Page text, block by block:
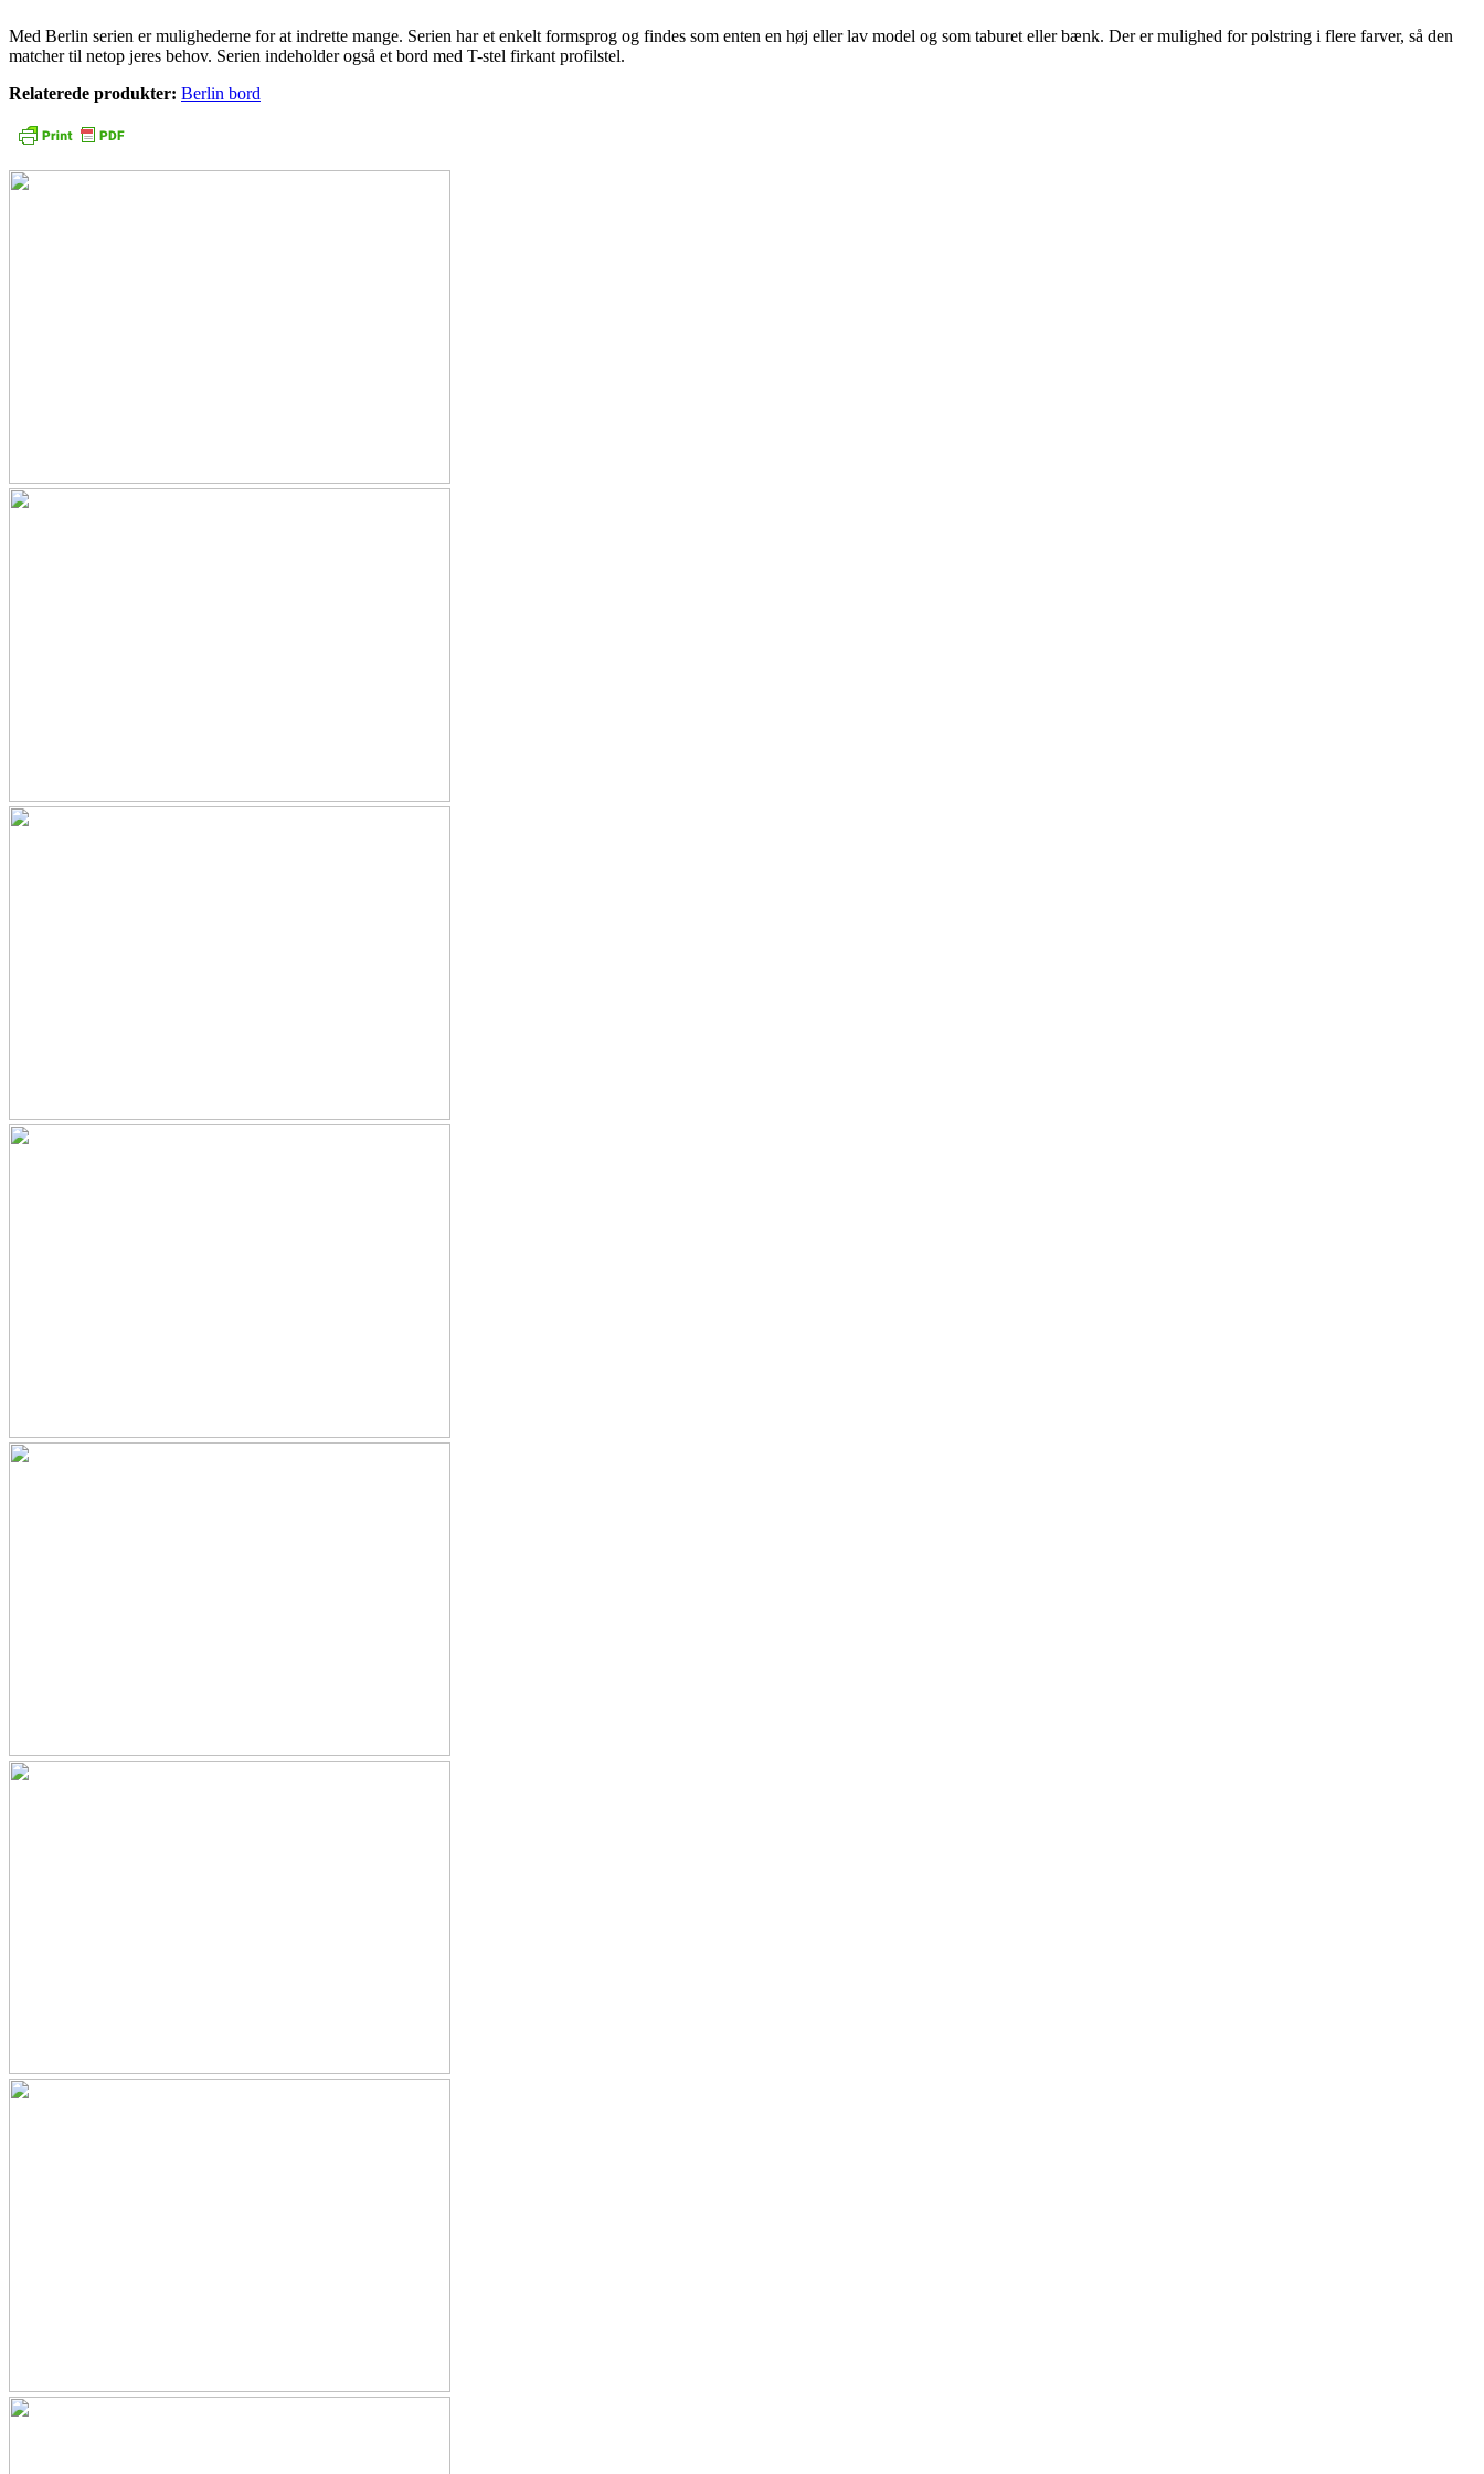
Med Berlin serien er mulighederne for at indrette mange. Serien har et enkelt formsprog og findes som enten en høj eller lav model og som taburet eller bænk. Der er mulighed for polstring i flere farver, så den
matcher til netop jeres behov. Serien indeholder også et bord med T-stel firkant profilstel.
Relaterede produkter: Berlin bord